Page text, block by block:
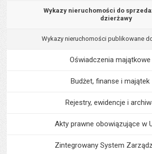
Wykazy nieruchomości do
dzierżawy
Wykazy nieruchomości publikowane
Oświadczenia majątkowe
Budżet, finanse i majątek
Rejestry, ewidencje i
Akty prawne obowiązujące w
Zintegrowany System